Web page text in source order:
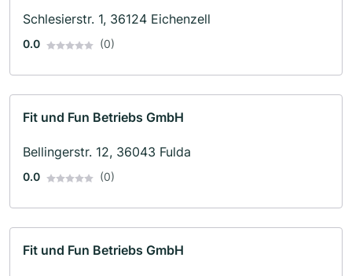
Schlesierstr. 1, 36124 Eichenzell
0.0 (0)
Fit und Fun Betriebs GmbH
Bellingerstr. 12, 36043 Fulda
0.0 (0)
Fit und Fun Betriebs GmbH